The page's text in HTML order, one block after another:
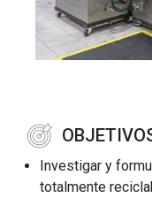
Investigar y
totalmente